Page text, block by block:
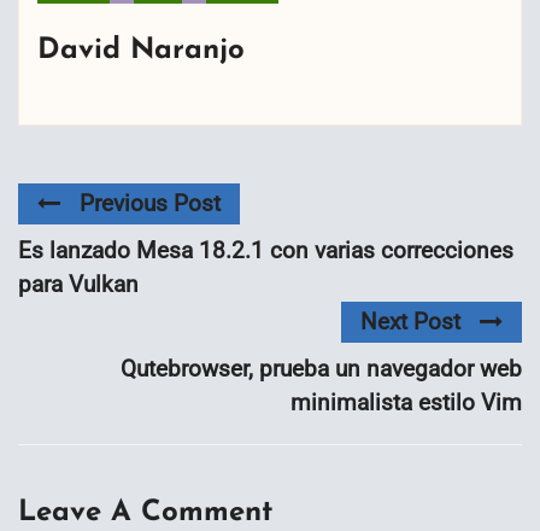
David Naranjo
Previous Post
Es lanzado Mesa 18.2.1 con varias correcciones
para Vulkan
Next Post
Qutebrowser, prueba un navegador web
minimalista estilo Vim
Leave A Comment